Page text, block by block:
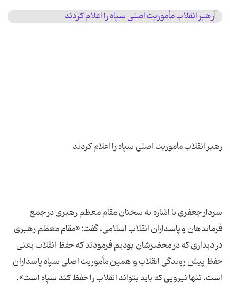
سردار جعفری با اشاره به سخنان مقام معظم رهبری در جمع
فرماندهان و پاسداران انقلاب اسلامی، گفت: «مقام معظم رهبری
در دیداری که در محضرشان بودیم فرمودند که حفظ انقلاب یعنی
حفظ پیش روندگی انقلاب و همین مأموریت اصلی سپاه پاسداران